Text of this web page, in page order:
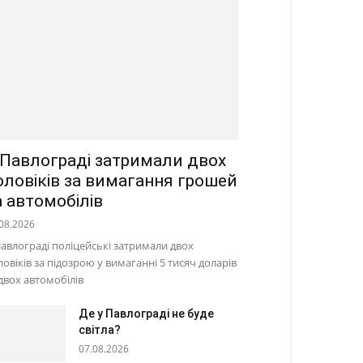
затримали двох
за вимагання грошей
автомобілів
поліцейські затримали двох
за підозрою у вимаганні 5 тисяч доларів
автомобілів
Де у Павлограді не буде
світла?
07.08.2026